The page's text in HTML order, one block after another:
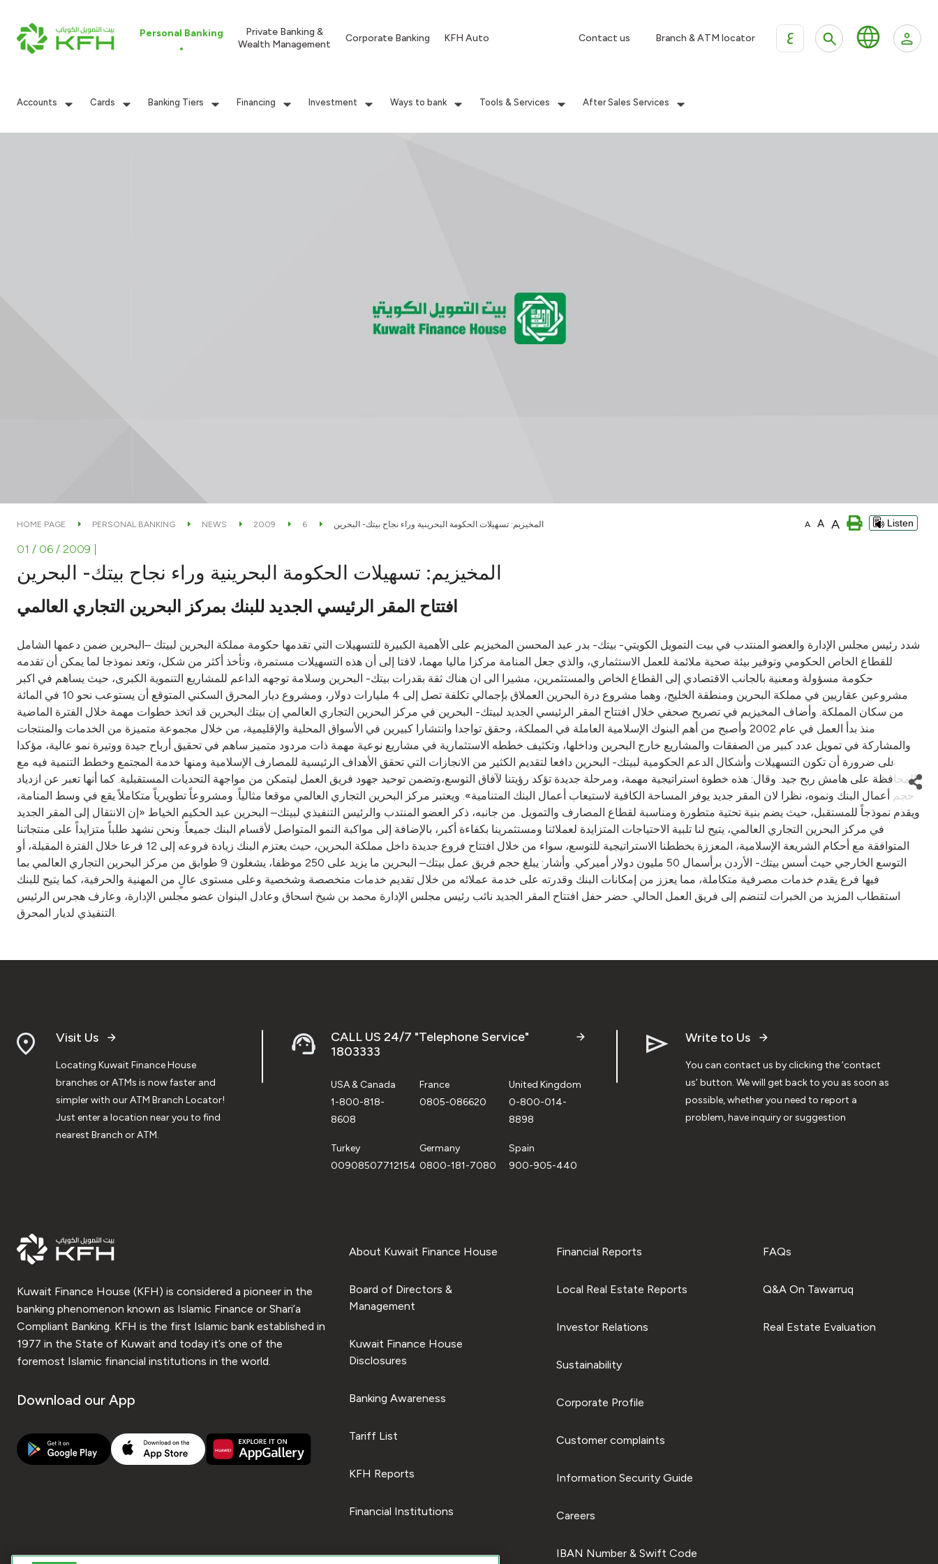
Personal Banking
Private Banking &
Wealth Management
Corporate Banking KFH Auto Contact us Branch & ATM locator ع
Accounts Cards Banking Tiers Financing Investment Ways to bank Tools & Services After Sales Services
HOME PAGE PERSONAL BANKING NEWS 2009 6 المخيزيم: تسهيلات الحكومة البحرينية وراء نجاح بيتك- البحرين A A A Listen
01 / 06 / 2009
المخيزيم: تسهيلات الحكومة البحرينية وراء نجاح بيتك- البحرين
افتتاح المقر الرئيسي الجديد للبنك بمركز البحرين التجاري العالمي
شدد رئيس مجلس الإدارة والعضو المنتدب في بيت التمويل الكويتي- بيتك- بدر عبد المحسن المخيزيم على الأهمية الكبيرة للتسهيلات التي تقدمها حكومة مملكة البحرين لبيتك –البحرين ضمن دعمها الشامل
للقطاع الخاص الحكومي وتوفير بيئة صحية ملائمة للعمل الاستثماري، والذي جعل المنامة مركزا ماليا مهما، لافتا إلى أن هذه التسهيلات مستمرة، وتأخذ أكثر من شكل، وتعد نموذجا لما يمكن أن تقدمه
حكومة مسؤولة ومعنية بالجانب الاقتصادي إلى القطاع الخاص والمستثمرين، مشيرا الى ان هناك ثقة بقدرات بيتك- البحرين وسلامة توجهه الداعم للمشاريع التنموية الكبرى، حيث يساهم في اكبر
مشروعين عقاريين في مملكة البحرين ومنطقة الخليج، وهما مشروع درة البحرين العملاق بإجمالي تكلفة تصل إلى 4 مليارات دولار، ومشروع ديار المحرق السكني المتوقع أن يستوعب نحو 10 في المائة
من سكان المملكة. وأضاف المخيزيم في تصريح صحفي خلال افتتاح المقر الرئيسي الجديد لبيتك- البحرين في مركز البحرين التجاري العالمي إن بيتك البحرين قد اتخذ خطوات مهمة خلال الفترة الماضية
منذ بدأ العمل في عام 2002 وأصبح من أهم البنوك الإسلامية العاملة في المملكة، وحقق تواجدا وانتشارا كبيرين في الأسواق المحلية والإقليمية، من خلال مجموعة متميزة من الخدمات والمنتجات
والمشاركة في تمويل عدد كبير من الصفقات والمشاريع خارج البحرين وداخلها، وتكثيف خططه الاستثمارية في مشاريع نوعية مهمة ذات مردود متميز ساهم في تحقيق أرباح جيدة ووتيرة نمو عالية، مؤكدا
على ضرورة أن تكون التسهيلات وأشكال الدعم الحكومية لبيتك- البحرين دافعا لتقديم الكثير من الانجازات التي تحقق الأهداف الرئيسية للمصارف الإسلامية ومنها خدمة المجتمع وخطط التنمية فيه مع
المحافظة على هامش ربح جيد. وقال: هذه خطوة استراتيجية مهمة، ومرحلة جديدة تؤكد رؤيتنا لآفاق التوسع،وتضمن توحيد جهود فريق العمل ليتمكن من مواجهة التحديات المستقبلية. كما أنها تعبر عن ازدياد
حجم أعمال البنك ونموه، نظرا لان المقر جديد يوفر المساحة الكافية لاستيعاب أعمال البنك المتنامية». ويعتبر مركز البحرين التجاري العالمي موقعا مثالياً. ومشروعاً تطويرياً متكاملاً يقع في وسط المنامة،
ويقدم نموذجاً للمستقبل، حيث يضم بنية تحتية متطورة ومناسبة لقطاع المصارف والتمويل. من جانبه، ذكر العضو المنتدب والرئيس التنفيذي لبيتك– البحرين عبد الحكيم الخياط «إن الانتقال إلى المقر الجديد
في مركز البحرين التجاري العالمي، يتيح لنا تلبية الاحتياجات المتزايدة لعملائنا ومستثمرينا بكفاءة أكبر، بالإضافة إلى مواكبة النمو المتواصل لأقسام البنك جميعاً. ونحن نشهد طلباً متزايداً على منتجاتنا
المتوافقة مع أحكام الشريعة الإسلامية، المعززة بخططنا الاستراتيجية للتوسع، سواء من خلال افتتاح فروع جديدة داخل مملكة البحرين، حيث يعتزم البنك زيادة فروعه إلى 12 فرعا خلال الفترة المقبلة، أو
التوسع الخارجي حيث أسس بيتك- الأردن برأسمال 50 مليون دولار أميركي. وأشار: يبلغ حجم فريق عمل بيتك– البحرين ما يزيد على 250 موظفا، يشغلون 9 طوابق من مركز البحرين التجاري العالمي بما
فيها فرع يقدم خدمات مصرفية متكاملة، مما يعزز من إمكانات البنك وقدرته على خدمة عملائه من خلال تقديم خدمات متخصصة وشخصية وعلى مستوى عالٍ من المهنية والحرفية، كما يتيح للبنك
استقطاب المزيد من الخبرات لتنضم إلى فريق العمل الحالي. حضر حفل افتتاح المقر الجديد نائب رئيس مجلس الإدارة محمد بن شيخ اسحاق وعادل البنوان عضو مجلس الإدارة، وعارف هجرس الرئيس
التنفيذي لديار المحرق.
Visit Us
Locating Kuwait Finance House
branches or ATMs is now faster and
simpler with our ATM Branch Locator!
Just enter a location near you to find
nearest Branch or ATM.
CALL US 24/7 "Telephone Service"
1803333
USA & Canada
1-800-818-
8608
France
0805-086620
United Kingdom
0-800-014-
8898
Turkey
00908507712154
Germany
0800-181-7080
Spain
900-905-440
Write to Us
You can contact us by clicking the ‘contact
us’ button. We will get back to you as soon as
possible, whether you need to report a
problem, have inquiry or suggestion
Kuwait Finance House (KFH) is considered a pioneer in the
banking phenomenon known as Islamic Finance or Shari’a
Compliant Banking. KFH is the first Islamic bank established in
1977 in the State of Kuwait and today it’s one of the
foremost Islamic financial institutions in the world.
Download our App
About Kuwait Finance House
Board of Directors &
Management
Kuwait Finance House
Disclosures
Banking Awareness
Tariff List
KFH Reports
Financial Institutions
Financial Reports
Local Real Estate Reports
Investor Relations
Sustainability
Corporate Profile
Customer complaints
Information Security Guide
Careers
IBAN Number & Swift Code
FAQs
Q&A On Tawarruq
Real Estate Evaluation